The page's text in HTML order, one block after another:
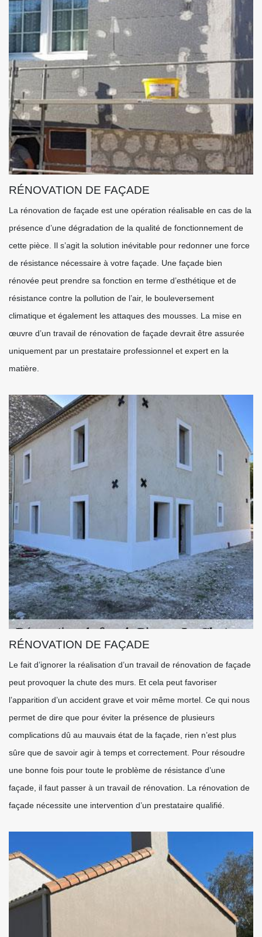
RÉNOVATION DE FAÇADE
La rénovation de façade est une opération réalisable en cas de la
présence d’une dégradation de la qualité de fonctionnement de
cette pièce. Il s’agit la solution inévitable pour redonner une force
de résistance nécessaire à votre façade. Une façade bien
rénovée peut prendre sa fonction en terme d’esthétique et de
résistance contre la pollution de l’air, le bouleversement
climatique et également les attaques des mousses. La mise en
œuvre d’un travail de rénovation de façade devrait être assurée
uniquement par un prestataire professionnel et expert en la
matière.
RÉNOVATION DE FAÇADE
Le fait d’ignorer la réalisation d’un travail de rénovation de façade
peut provoquer la chute des murs. Et cela peut favoriser
l’apparition d’un accident grave et voir même mortel. Ce qui nous
permet de dire que pour éviter la présence de plusieurs
complications dû au mauvais état de la façade, rien n’est plus
sûre que de savoir agir à temps et correctement. Pour résoudre
une bonne fois pour toute le problème de résistance d’une
façade, il faut passer à un travail de rénovation. La rénovation de
façade nécessite une intervention d’un prestataire qualifié.